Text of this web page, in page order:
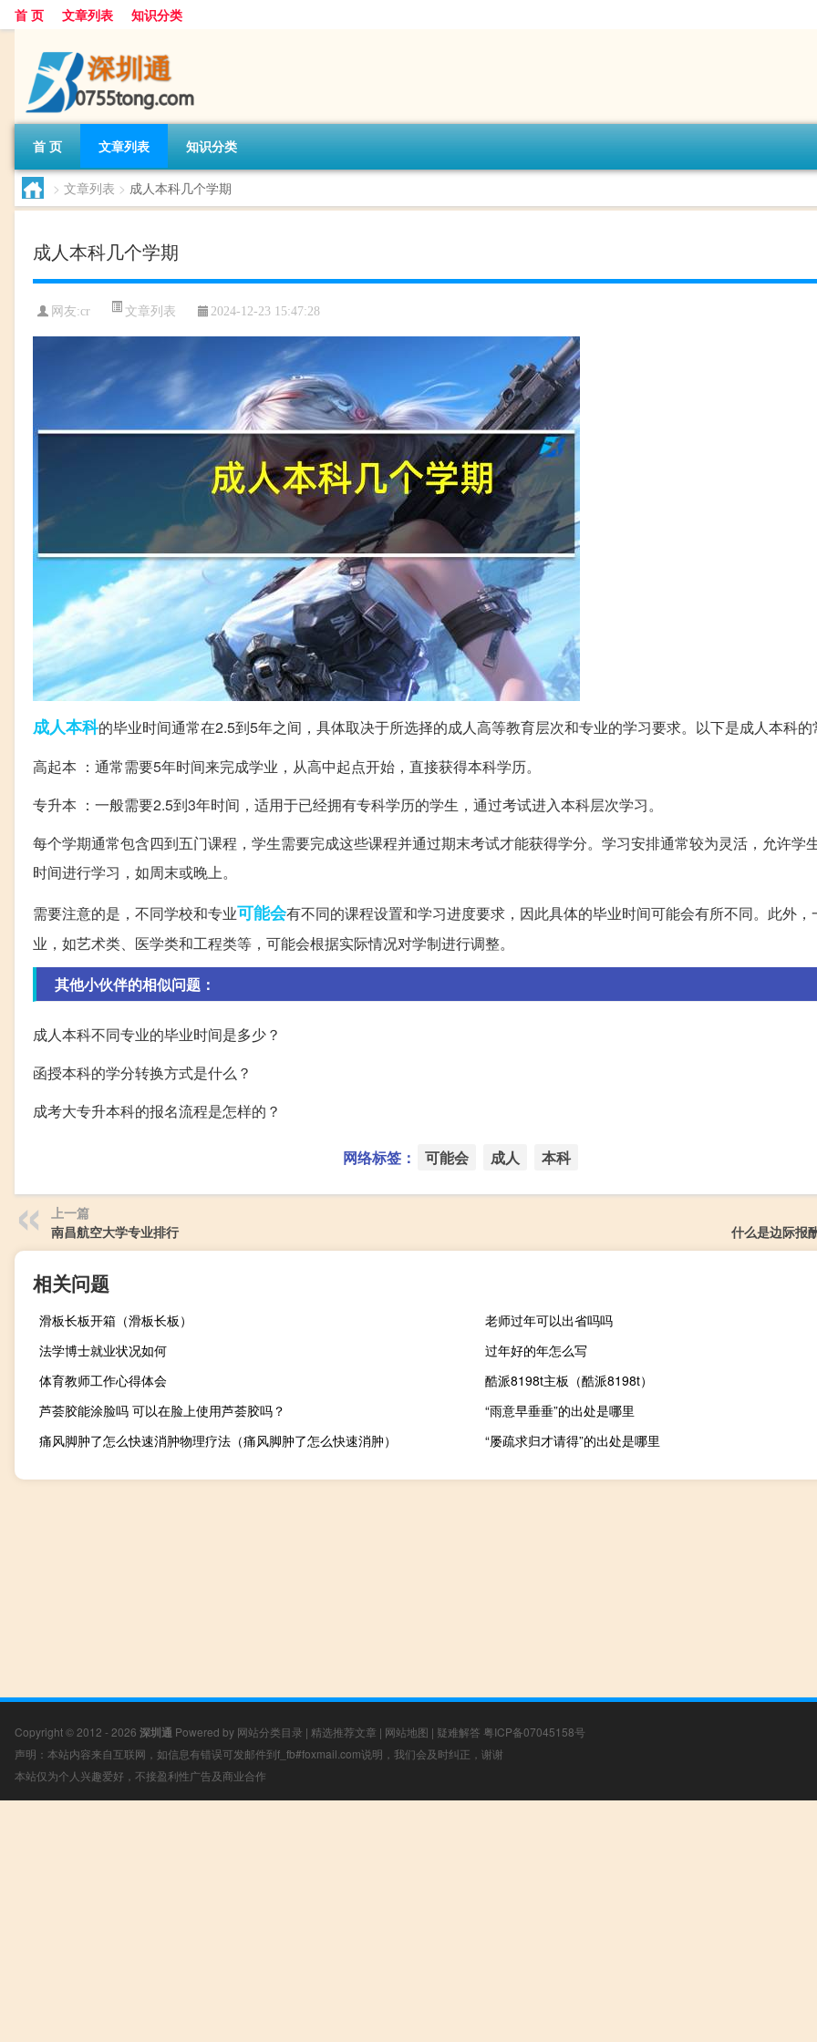
首 页 文章列表 知识分类
首 页 文章列表 知识分类
> 文章列表 > 成人本科几个学期
成人本科几个学期
网友:cr 文章列表 2024-12-23 15:47:28
成人本科的毕业时间通常在2.5到5年之间，具体取决于所选择的成人高等教育层次和专业的学习要求。以下是成人本科
高起本 ：通常需要5年时间来完成学业，从高中起点开始，直接获得本科学历。
专升本 ：一般需要2.5到3年时间，适用于已经拥有专科学历的学生，通过考试进入本科层次学习。
每个学期通常包含四到五门课程，学生需要完成这些课程并通过期末考试才能获得学分。学习安排通常较为灵活，允许学
时间进行学习，如周末或晚上。
需要注意的是，不同学校和专业可能会有不同的课程设置和学习进度要求，因此具体的毕业时间可能会有所不同。此外，
业，如艺术类、医学类和工程类等，可能会根据实际情况对学制进行调整。
其他小伙伴的相似问题：
成人本科不同专业的毕业时间是多少？
函授本科的学分转换方式是什么？
成考大专升本科的报名流程是怎样的？
网络标签： 可能会 成人 本科
上一篇
南昌航空大学专业排行
什么是边际报
相关问题
滑板长板开箱（滑板长板）
老师过年可以出省吗吗
法学博士就业状况如何
过年好的年怎么写
体育教师工作心得体会
酷派8198t主板（酷派8198t）
芦荟胶能涂脸吗 可以在脸上使用芦荟胶吗？
“雨意早垂垂”的出处是哪里
痛风脚肿了怎么快速消肿物理疗法（痛风脚肿了怎么快速消肿）
“屡疏求归才请得”的出处是哪里
Copyright © 2012 - 2026 深圳通 Powered by 网站分类目录 | 精选推荐文章 | 网站地图 | 疑难解答 粤ICP备07045158号
声明：本站内容来自互联网，如信息有错误可发邮件到f_fb#foxmail.com说明，我们会及时纠正，谢谢
本站仅为个人兴趣爱好，不接盈利性广告及商业合作